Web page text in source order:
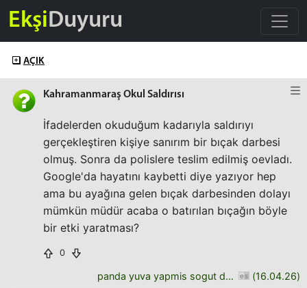
EkşiDuyuru
AÇIK
Kahramanmaraş Okul Saldırısı
İfadelerden okuduğum kadarıyla saldırıyı
gerçekleştiren kişiye sanırım bir bıçak darbesi
olmuş. Sonra da polislere teslim edilmiş oevladı.
Google'da hayatını kaybetti diye yazıyor hep
ama bu ayağına gelen bıçak darbesinden dolayı
mümkün müdür acaba o batırılan bıçağın böyle
bir etki yaratması?
0
panda yuva yapmis sogut dalina (16.04.26)